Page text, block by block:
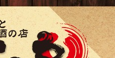
からのお知ら
新情報